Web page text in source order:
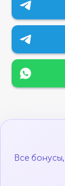
Все